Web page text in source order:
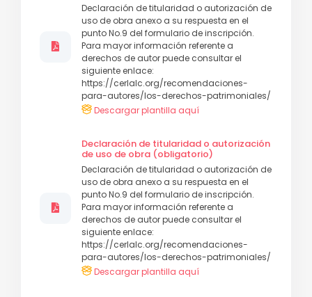
Declaración de titularidad o autorización de
uso de obra anexo a su respuesta en el
punto No.9 del formulario de inscripción.
Para mayor información referente a
derechos de autor puede consultar el
siguiente enlace:
https://cerlalc.org/recomendaciones-
para-autores/los-derechos-patrimoniales/
Descargar plantilla aquí
Declaración de titularidad o autorización
de uso de obra (obligatorio)
Declaración de titularidad o autorización de
uso de obra anexo a su respuesta en el
punto No.9 del formulario de inscripción.
Para mayor información referente a
derechos de autor puede consultar el
siguiente enlace:
https://cerlalc.org/recomendaciones-
para-autores/los-derechos-patrimoniales/
Descargar plantilla aquí